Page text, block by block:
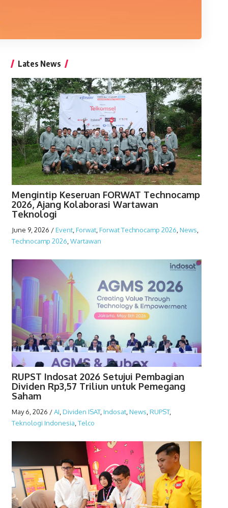
Lates News
Mengintip Keseruan FORWAT Technocamp
2026, Ajang Kolaborasi Wartawan
Teknologi
June 9, 2026 /Event,Forwat,Forwat Technocamp 2026,News,
Technocamp 2026,Wartawan
RUPST Indosat 2026 Setujui Pembagian
Dividen Rp3,57 Triliun untuk Pemegang
Saham
May 6, 2026 /AI Dividen ISAT, Indosat, News RUPST,
Teknologi Indonesia Telco